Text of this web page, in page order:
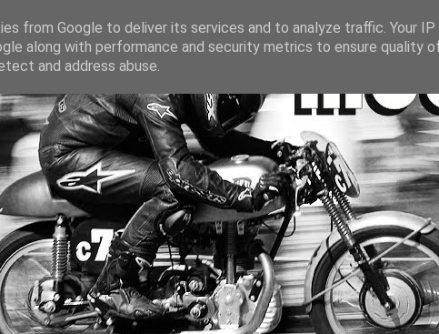
from Google to deliver its services and to analyze traffic. Your
along with performance and security metrics to ensure quality
and address abuse.